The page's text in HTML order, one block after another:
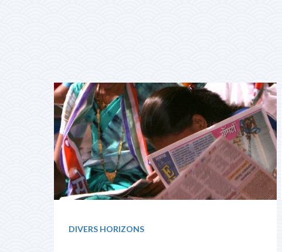
DIVERS HORIZONS